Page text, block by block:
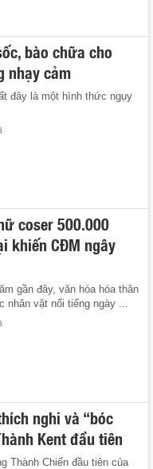
bào chữa cho
nhạy cảm
đây là một hình thức ngụy
coser 500.000
khiến CĐM ngây
gần đây, văn hóa hóa thân
nhân vật nổi tiếng ngày ...
nghi và “bóc
Kent đầu tiên
Thành Chiến đầu tiên của